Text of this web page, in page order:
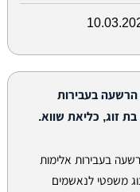
הרשעה בעבירות
זוג, כליאת שווא.
בעבירות אלימות
משפטי לנאשמים